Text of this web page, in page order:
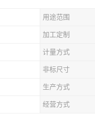
用途范围
加工定制
计量方式
非标尺寸
生产方式
经营方式